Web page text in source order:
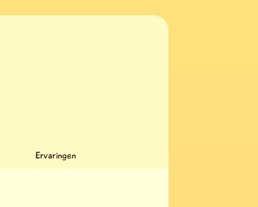
Ervaringen